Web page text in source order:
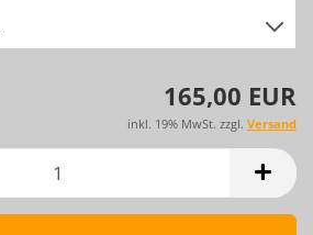
165,00 EUR
inkl. 19% MwSt. zzgl. Versand